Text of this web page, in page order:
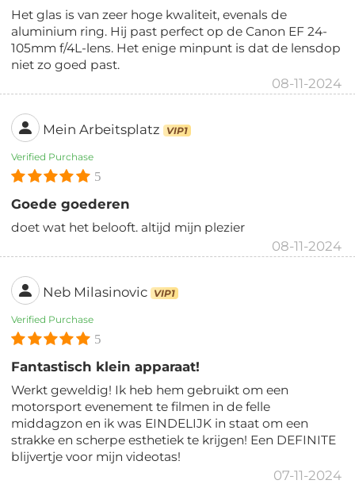
Het glas is van zeer hoge kwaliteit, evenals de
aluminium ring. Hij past perfect op de Canon EF 24-
105mm f/4L-lens. Het enige minpunt is dat de lensdop
niet zo goed past.
08-11-2024
Mein Arbeitsplatz VIP1
Verified Purchase
5
Goede goederen
doet wat het belooft. altijd mijn plezier
08-11-2024
Neb Milasinovic VIP1
Verified Purchase
5
Fantastisch klein apparaat!
Werkt geweldig! Ik heb hem gebruikt om een
motorsport evenement te filmen in de felle
middagzon en ik was EINDELIJK in staat om een
strakke en scherpe esthetiek te krijgen! Een DEFINITE
blijvertje voor mijn videotas!
07-11-2024